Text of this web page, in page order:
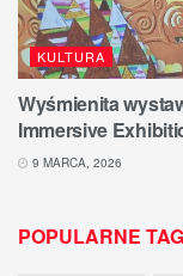
KULTURA
Wyśmienita
Immersive
9 MARCA, 2026
POPULARNE